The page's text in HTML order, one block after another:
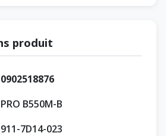
produit
0902518876
PRO B550M-B
911-7D14-023